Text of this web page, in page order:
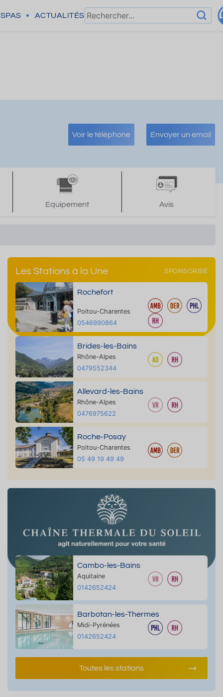
SPAS ACTUALITÉS
Voir le téléphone Envoyer un email
Equipement Avis
Les Stations à la Une SPONSORISÉ
Rochefort
Poitou-Charentes
0546990864
Brides-les-Bains
Rhône-Alpes
0479552344
Allevard-les-Bains
Rhône-Alpes
0476975622
Roche-Posay
Poitou-Charentes
05 49 19 49 49
Cambo-les-Bains
Aquitaine
0142652424
Barbotan-les-Thermes
Midi-Pyrénées
0142652424
Toutes les stations